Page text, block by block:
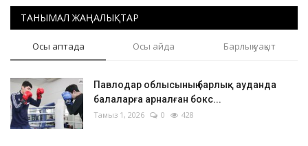
ТАНЫМАЛ ЖАҢАЛЫҚТАР
Осы аптада Осы айда Барлық уақыт
Павлодар облысының барлық ауданда
балаларға арналған бокс...
Тамыз 1, 2026 0 428